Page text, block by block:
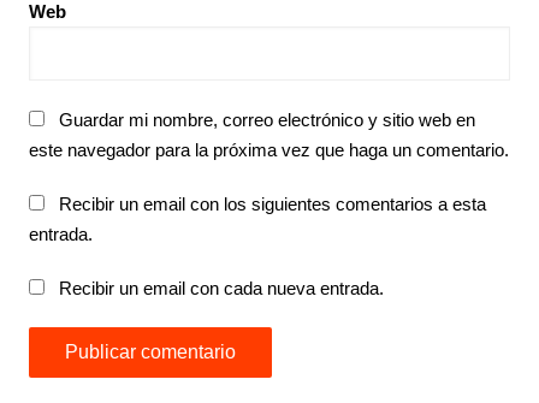
Web
Guardar mi nombre, correo electrónico y sitio web en
este navegador para la próxima vez que haga un comentario.
Recibir un email con los siguientes comentarios a esta
entrada.
Recibir un email con cada nueva entrada.